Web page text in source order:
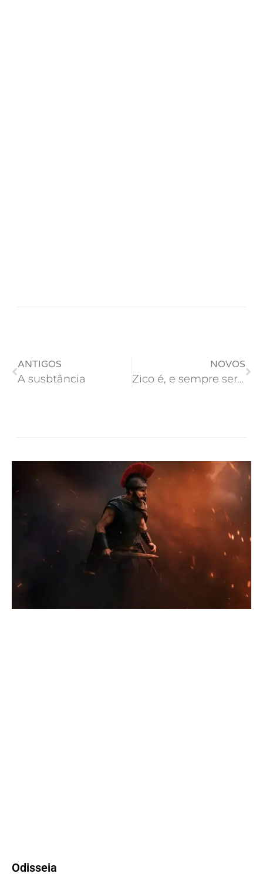
ANTIGOS
A susbtância
NOVOS
Zico é, e sempre será o maior vencedor de títulos do Flamengo!
Odisseia